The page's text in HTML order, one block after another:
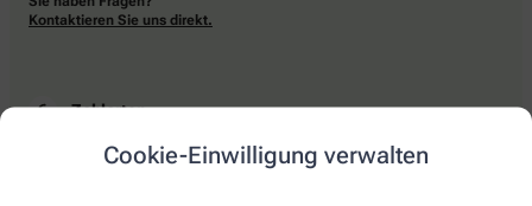
Cookie-Einwilligung verwalten
Kontaktieren Sie uns direkt.
Zahlarten
Bar oder mit einer anderen akzeptierten Zahlungsart Ihrer Apotheke vor Ort.